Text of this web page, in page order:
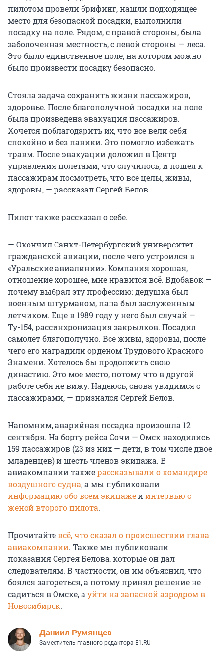
пилотом провели брифинг, нашли подходящее
место для безопасной посадки, выполнили
посадку на поле. Рядом, с правой стороны, была
заболоченная местность, с левой стороны — леса.
Это было единственное поле, на котором можно
было произвести посадку безопасно.
Стояла задача сохранить жизни пассажиров,
здоровье. После благополучной посадки на поле
была произведена эвакуация пассажиров.
Хочется поблагодарить их, что все вели себя
спокойно и без паники. Это помогло избежать
травм. После эвакуации доложил в Центр
управления полетами, что случилось, и пошел к
пассажирам посмотреть, что все целы, живы,
здоровы, — рассказал Сергей Белов.
Пилот также рассказал о себе.
— Окончил Санкт-Петербургский университет
гражданской авиации, после чего устроился в
«Уральские авиалинии». Компания хорошая,
отношение хорошее, мне нравится всё. Вдобавок —
почему выбрал эту профессию: дедушка был
военным штурманом, папа был заслуженным
летчиком. Еще в 1989 году у него был случай —
Ту-154, рассинхронизация закрылков. Посадил
самолет благополучно. Все живы, здоровы, после
чего его наградили орденом Трудового Красного
Знамени. Хотелось бы продолжить свою
династию. Это мое место, потому что в другой
работе себя не вижу. Надеюсь, снова увидимся с
пассажирами, — признался Сергей Белов.
Напомним, аварийная посадка произошла 12
сентября. На борту рейса Сочи — Омск находились
159 пассажиров (23 из них — дети, в том числе двое
младенцев) и шесть членов экипажа. В
авиакомпании такжерассказывали о командире
воздушного судна, а мы публиковали
информацию обо всем экипажеиинтервью с
женой второго пилота.
Прочитайтевсё, что сказал о происшествии глава
авиакомпании. Также мы публиковали
показания Сергея Белова, которые он дал
следователям. В частности, он им объяснил, что
боялся загореться, а потому принял решение не
садиться в Омске, а уйти на запасной аэродром в
Новосибирск.
Даниил Румянцев
Заместитель главного редактора E1.RU